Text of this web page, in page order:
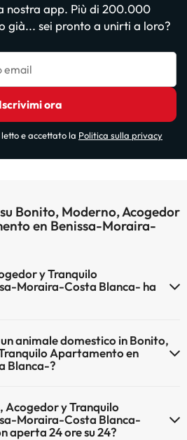
nostra app. Più di 200.000
già... sei pronto a unirti a loro?
email
Iscrivimi ora
e accettato la Politica sulla privacy
Bonito, Moderno, Acogedor
en Benissa-Moraira-
y Tranquilo
Moraira-Costa Blanca- ha
di Wi-Fi.
animale domestico in Bonito,
Apartamento en
Blanca-?
Moraira-Costa Blanca-.
Acogedor y Tranquilo
Moraira-Costa Blanca-
aperta 24 ore su 24?